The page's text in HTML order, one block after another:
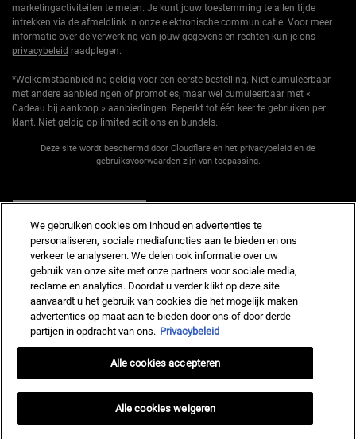
marketingactiviteiten te meten. Je kunt jouw toestemming te allen tijde
intrekken via de afmeldlink in onze elektronische communicatie. Voor meer
informatie over de verwerking van jouw gegevens en rechten kun je ons
privacybeleid raadplegen.
*Welkomstaanbieding geldig voor een eerste bestelling. Niet cumuleerbaar
met andere aanbiedingen of promoties, maar wel cumuleerbaar met «
Cadeau bij aankoop » aanbiedingen. Beperkt tot één keer te gebruiken per
klant. Niet geldig op limited editions en bundels.
Deze site wordt beschermd door Cloudflare en het privacybeleid en de
gebruiksvoorwaarden zijn van toepassing.
Fabrikantinformatie
KIEHL'S
14, rue Royale - 75008 Paris France
kiehls@nl.oaccare.com
We gebruiken cookies om inhoud en advertenties te
personaliseren, sociale mediafuncties aan te bieden en ons
verkeer te analyseren. We delen ook informatie over uw
gebruik van onze site met onze partners voor sociale media,
reclame en analytics. Doordat u verder klikt op deze site
aanvaardt u het gebruik van cookies die het mogelijk maken
advertenties op maat aan te bieden door ons of door derde
partijen in opdracht van ons. Privacybeleid
Alle cookies weigeren
Alle cookies accepteren